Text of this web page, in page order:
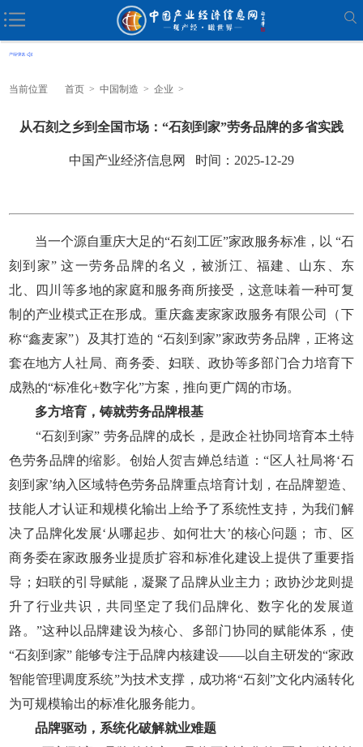
当前位置 首页 > 中国制造 > 企业 >
从石刻之乡到全国市场：“石刻到家”劳务品牌的多省实践
中国产业经济信息网 时间：2025-12-29
当一个源自重庆大足的“石刻工匠”家政服务标准，以 “石
刻到家” 这一劳务品牌的名义，被浙江、福建、山东、东
北、四川等多地的家庭和服务商所接受，这意味着一种可复
制的产业模式正在形成。重庆鑫麦家家政服务有限公司（下
称“鑫麦家”）及其打造的 “石刻到家”家政劳务品牌，正将这
套在地方人社局、商务委、妇联、政协等多部门合力培育下
成熟的“标准化+数字化”方案，推向更广阔的市场。
多方培育，铸就劳务品牌根基
“石刻到家” 劳务品牌的成长，是政企社协同培育本土特
色劳务品牌的缩影。创始人贺吉婵总结道：“区人社局将‘石
刻到家’纳入区域特色劳务品牌重点培育计划，在品牌塑造、
技能人才认证和规模化输出上给予了系统性支持，为我们解
决了品牌化发展‘从哪起步、如何壮大’的核心问题； 市、区
商务委在家政服务业提质扩容和标准化建设上提供了重要指
导；妇联的引导赋能，凝聚了品牌从业主力；政协沙龙则提
升了行业共识，共同坚定了我们品牌化、数字化的发展道
路。”这种以品牌建设为核心、多部门协同的赋能体系，使
“石刻到家” 能够专注于品牌内核建设——以自主研发的“家政
智能管理调度系统”为技术支撑，成功将“石刻”文化内涵转化
为可规模输出的标准化服务能力。
品牌驱动，系统化破解就业难题